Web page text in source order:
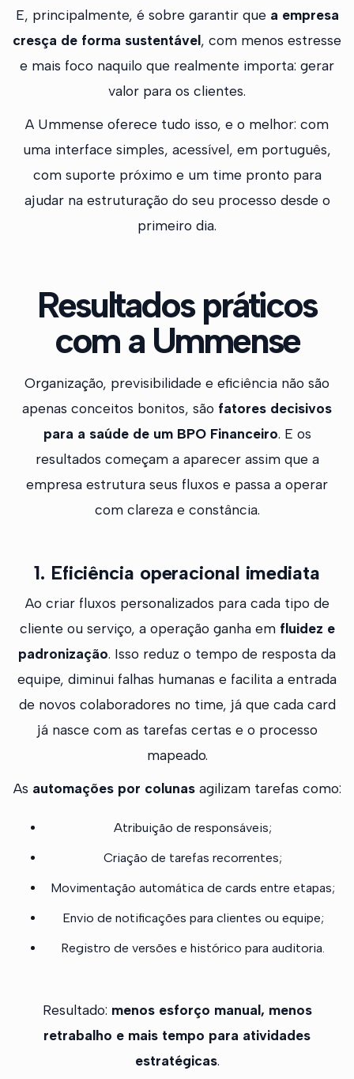
E, principalmente, é sobre garantir que a empresa
cresça de forma sustentável, com menos estresse
e mais foco naquilo que realmente importa: gerar
valor para os clientes.
A Ummense oferece tudo isso, e o melhor: com
uma interface simples, acessível, em português,
com suporte próximo e um time pronto para
ajudar na estruturação do seu processo desde o
primeiro dia.
Resultados práticos
com a Ummense
Organização, previsibilidade e eficiência não são
apenas conceitos bonitos, são fatores decisivos
para a saúde de um BPO Financeiro. E os
resultados começam a aparecer assim que a
empresa estrutura seus fluxos e passa a operar
com clareza e constância.
1. Eficiência operacional imediata
Ao criar fluxos personalizados para cada tipo de
cliente ou serviço, a operação ganha em fluidez e
padronização. Isso reduz o tempo de resposta da
equipe, diminui falhas humanas e facilita a entrada
de novos colaboradores no time, já que cada card
já nasce com as tarefas certas e o processo
mapeado.
As automações por colunasagilizam tarefas como:
Atribuição de responsáveis;
Criação de tarefas recorrentes;
Movimentação automática de cards entre etapas;
Envio de notificações para clientes ou equipe;
Registro de versões e histórico para auditoria.
Resultado: menos esforço manual, menos
retrabalho e mais tempo para atividades
estratégicas.